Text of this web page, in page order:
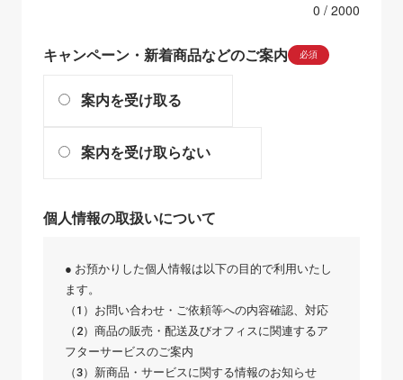
0
キャンペーン・新着商品などのご案内 必須
案内を受け取る
案内を受け取らない
個人情報の取扱いについて
● お預かりした個人情報は以下の目的で利用いたし
ます。
（1）お問い合わせ・ご依頼等への内容確認、対応
（2）商品の販売・配送及びオフィスに関連するア
フターサービスのご案内
（3）新商品・サービスに関する情報のお知らせ